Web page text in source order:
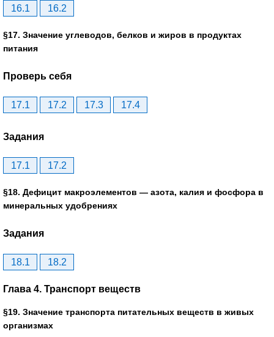
16.1 16.2
§17. Значение углеводов, белков и жиров в продуктах
питания
Проверь себя
17.1 17.2 17.3 17.4
Задания
17.1 17.2
§18. Дефицит макроэлементов — азота, калия и фосфора в
минеральных удобрениях
Задания
18.1 18.2
Глава 4. Транспорт веществ
§19. Значение транспорта питательных веществ в живых
организмах